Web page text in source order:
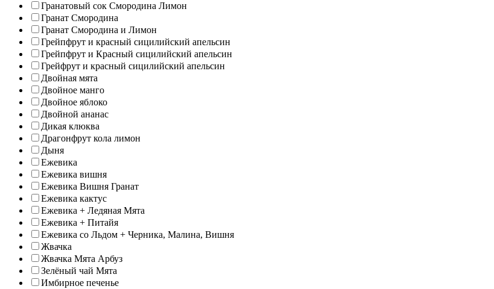
Гранатовый сок Смородина Лимон
Гранат Смородина
Гранат Смородина и Лимон
Грейпфрут и красный сицилийский апельсин
Грейпфрут и Красный сицилийский апельсин
Грейфрут и красный сицилийский апельсин
Двойная мята
Двойное манго
Двойное яблоко
Двойной ананас
Дикая клюква
Драгонфрут кола лимон
Дыня
Ежевика
Ежевика вишня
Ежевика Вишня Гранат
Ежевика кактус
Ежевика + Ледяная Мята
Ежевика + Питайя
Ежевика со Льдом + Черника, Малина, Вишня
Жвачка
Жвачка Мята Арбуз
Зелёный чай Мята
Имбирное печенье